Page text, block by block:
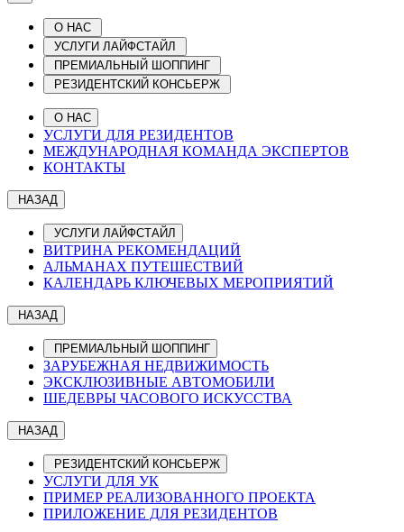
О НАС
УСЛУГИ ЛАЙФСТАЙЛ
ПРЕМИАЛЬНЫЙ ШОППИНГ
РЕЗИДЕНТСКИЙ КОНСЬЕРЖ
О НАС
УСЛУГИ ДЛЯ РЕЗИДЕНТОВ
МЕЖДУНАРОДНАЯ КОМАНДА ЭКСПЕРТОВ
КОНТАКТЫ
НАЗАД
УСЛУГИ ЛАЙФСТАЙЛ
ВИТРИНА РЕКОМЕНДАЦИЙ
АЛЬМАНАХ ПУТЕШЕСТВИЙ
КАЛЕНДАРЬ КЛЮЧЕВЫХ МЕРОПРИЯТИЙ
НАЗАД
ПРЕМИАЛЬНЫЙ ШОППИНГ
ЗАРУБЕЖНАЯ НЕДВИЖИМОСТЬ
ЭКСКЛЮЗИВНЫЕ АВТОМОБИЛИ
ШЕДЕВРЫ ЧАСОВОГО ИСКУССТВА
НАЗАД
РЕЗИДЕНТСКИЙ КОНСЬЕРЖ
УСЛУГИ ДЛЯ УК
ПРИМЕР РЕАЛИЗОВАННОГО ПРОЕКТА
ПРИЛОЖЕНИЕ ДЛЯ РЕЗИДЕНТОВ